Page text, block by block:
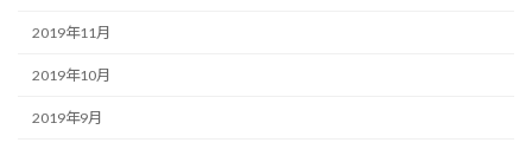
2019年11月
2019年10月
2019年9月